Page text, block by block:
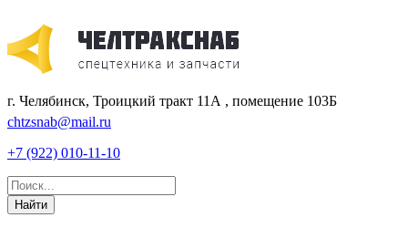
г. Челябинск, Троицкий тракт 11А , помещение 103Б
chtzsnab@mail.ru
+7 (922) 010-11-10
Найти